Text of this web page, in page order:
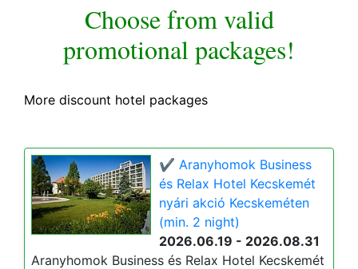
Choose from valid
promotional packages!
More discount hotel packages
✔️ Aranyhomok Business
és Relax Hotel Kecskemét
nyári akció Kecskeméten
(min. 2 night)
2026.06.19 - 2026.08.31
Aranyhomok Business és Relax Hotel Kecskemét